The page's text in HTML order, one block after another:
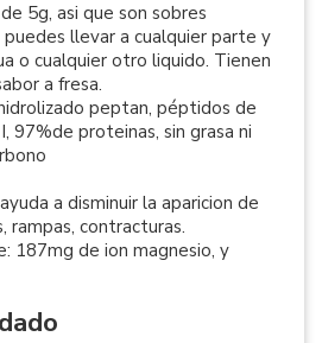
5g, asi que son sobres
llevar a cualquier parte y
o cualquier otro liquido. Tienen
a fresa.
peptan, péptidos de
97%de proteinas, sin grasa ni
a disminuir la aparicion de
rampas, contracturas.
187mg de ion magnesio, y